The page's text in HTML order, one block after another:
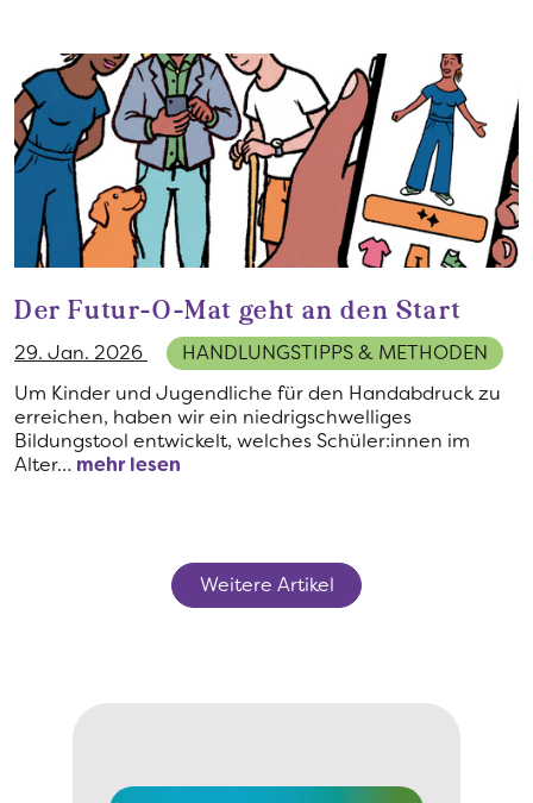
Der Futur-O-Mat geht an den Start
29. Jan. 2026
HANDLUNGSTIPPS & METHODEN
Um Kinder und Jugendliche für den Handabdruck zu
erreichen, haben wir ein niedrigschwelliges
Bildungstool entwickelt, welches Schüler:innen im
Alter… mehr lesen
Weitere Artikel